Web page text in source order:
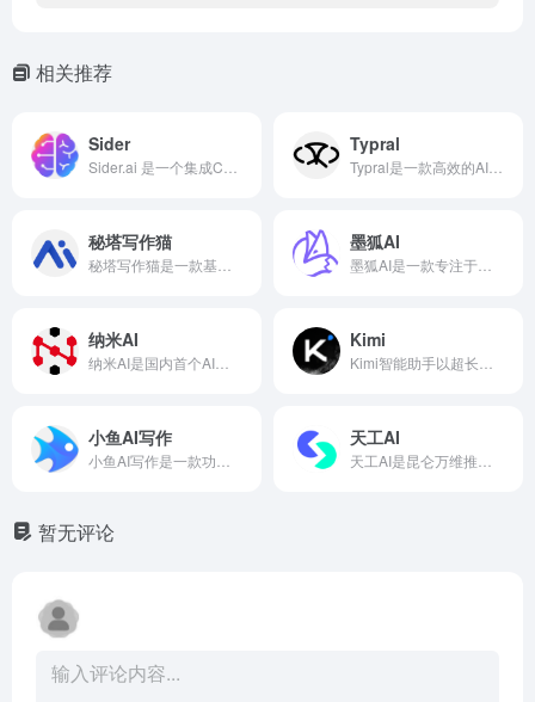
相关推荐
Sider Typral
秘塔写作猫 墨狐AI
纳米AI Kimi
小鱼AI写作 天工AI
暂无评论